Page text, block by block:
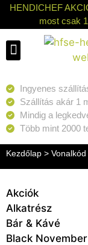
HENDICHEF
most csak
Ingyenes
Szállítás akár 1
Mindig a
Több mint 2000
Kezdőlap >
Akciók
Alkatrész
Bár & Kávé
Black November